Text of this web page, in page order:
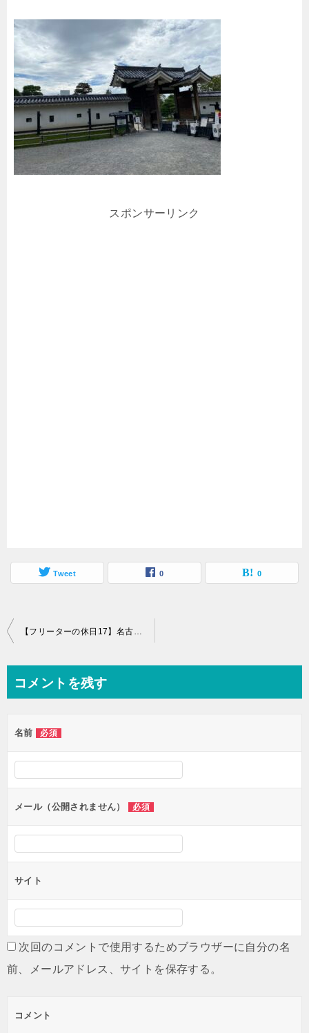
スポンサーリンク
Tweet 0 0
投
ビ
ー
シ
ン
【フリーターの休日17】名古屋から長野県にある松本城に行ってきた
コメントを残す
名前 必須
メール（公開されません） 必須
サイト
次回のコメントで使用するためブラウザーに自分の名
前、メールアドレス、サイトを保存する。
コメント